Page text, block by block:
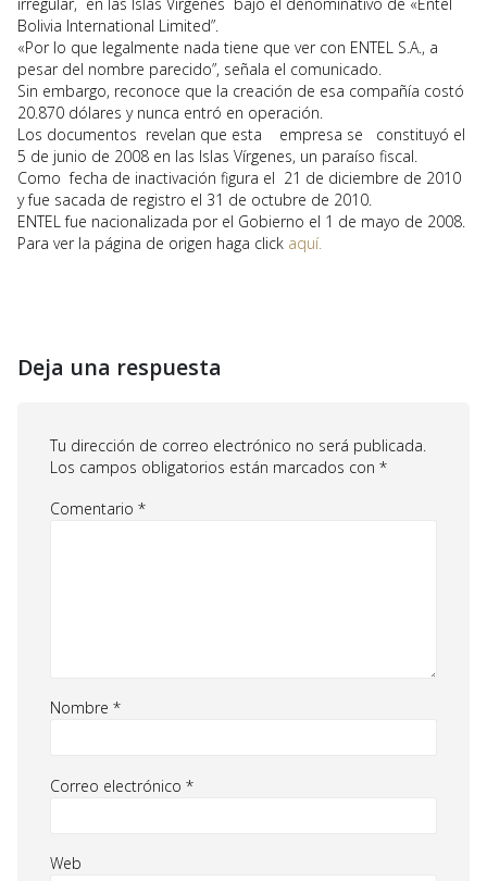
Bolivia International Limited”.
«Por lo que legalmente nada tiene que ver con ENTEL S.A., a
pesar del nombre parecido”, señala el comunicado.
Sin embargo, reconoce que la creación de esa compañía costó
20.870 dólares y nunca entró en operación.
Los documentos revelan que esta empresa se constituyó el
5 de junio de 2008 en las Islas Vírgenes, un paraíso fiscal.
Como fecha de inactivación figura el 21 de diciembre de 2010
y fue sacada de registro el 31 de octubre de 2010.
ENTEL fue nacionalizada por el Gobierno el 1 de mayo de 2008.
Para ver la página de origen haga click aquí.
Deja una respuesta
Tu dirección de correo electrónico no será publicada.
Los campos obligatorios están marcados con *
Comentario *
Nombre *
Correo electrónico *
Web